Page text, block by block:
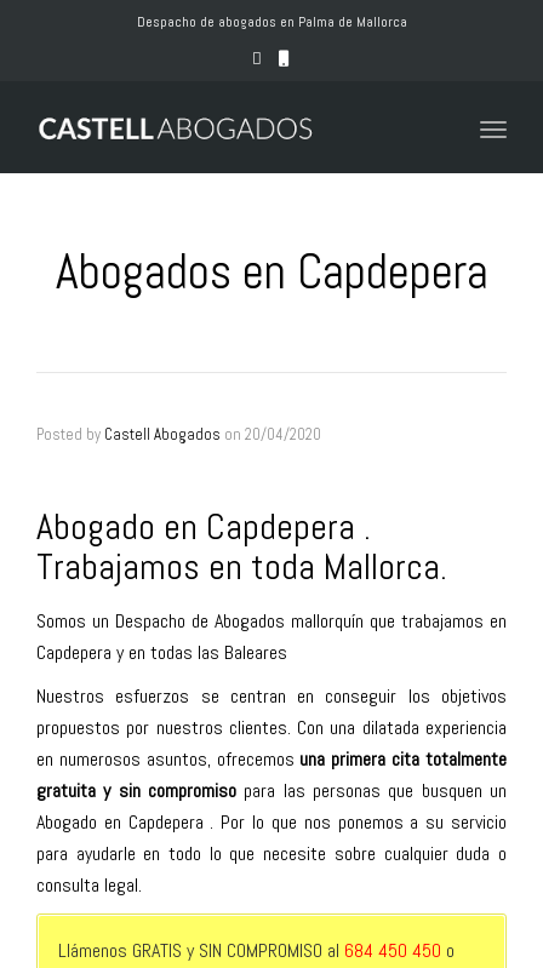
Despacho de abogados en Palma de Mallorca
Toggle
Abogados en Capdepera
Posted by Castell Abogados on 20/04/2020
Abogado en Capdepera .
Trabajamos en toda Mallorca.
Somos un Despacho de Abogados mallorquín que trabajamos en
Capdepera y en todas las Baleares
Nuestros esfuerzos se centran en conseguir los objetivos
propuestos por nuestros clientes. Con una dilatada experiencia
en numerosos asuntos, ofrecemos una primera cita totalmente
gratuita y sin compromiso para las personas que busquen un
Abogado en Capdepera . Por lo que nos ponemos a su servicio
para ayudarle en todo lo que necesite sobre cualquier duda o
consulta legal.
Llámenos GRATIS y SIN COMPROMISO al 684 450 450 o